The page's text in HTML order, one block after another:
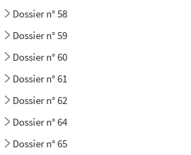
Dossier n° 58
Dossier n° 59
Dossier n° 60
Dossier n° 61
Dossier n° 62
Dossier n° 64
Dossier n° 65